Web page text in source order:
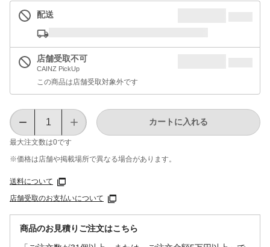
配送
店舗受取不可
CAINZ PickUp
この商品は店舗受取対象外です
最大注文数は0です
カートに入れる
※価格は​店舗や​掲載場所で​異なる​場合が​あります。
送料について
店舗受取のお支払いについて
商品のお見積りご注文はこちら